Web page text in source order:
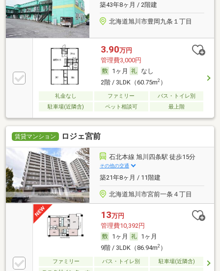
築43年8ヶ月 / 2階建
北海道旭川市豊岡九条１丁目
3.90万円
管理費3,000円
1ヶ月
なし
2階 / 3LDK（60.75m2）
礼金なし ファミリー
バス・トイレ別
駐車場(近隣含)
ペット相談可 最上階
賃貸マンション ロジェ宮前
石北本線 旭川四条駅 徒歩15分
その他の交通
築21年8ヶ月 / 11階建
北海道旭川市宮前一条４丁目
13万円
管理費10,392円
1ヶ月
1ヶ月
9階 / 3LDK（86.94m2）
ファミリー バス・トイレ別
駐車場(近隣含)